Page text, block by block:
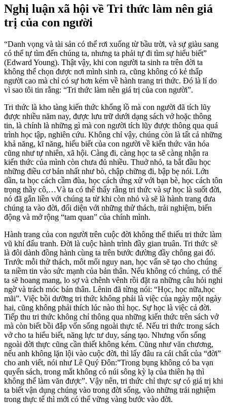
Nghị luận xã hội về Tri thức làm nên giá
trị của con người
“Danh vọng và tài sản có thể rơi xuống từ bầu trời, và sự giàu sang
có thể tự tìm đến chúng ta, nhưng ta phải tự đi tìm sự hiểu biết”
(Edward Young). Thật vậy, khi con người ta sinh ra trên đời ta
không thể chọn được nơi mình sinh ra, cũng không có kẻ thấp
người cao mà chỉ có sự hơn kém về hành trang tri thức. Đó là lí do
vì sao tôi tin rằng: “Tri thức làm nên giá trị của con người”.
Tri thức là kho tàng kiến thức khổng lồ mà con người đã tích lũy
được nhiều năm nay, được lưu trữ dưới dạng sách vở hoặc thông
tin, là chính là những gì mà con người tích lũy được thông qua quá
trình học tập, nghiên cứu. Không chỉ vậy, chúng còn là tất cả những
khả năng, kĩ năng, hiểu biết của con người về kiến thức văn hóa
cũng như tự nhiên, xã hội. Càng đi, càng học ta sẽ càng nhận ra
kiến thức của mình còn chưa đủ nhiều. Thuở nhỏ, ta bắt đầu học
những điều cơ bản nhất như bò, chập chững đi, bập bẹ nói. Lớn
dần, ta học cách cầm đùa, học cách ứng xử với bạn bè, học cách tôn
trọng thầy cô,…Và ta có thể thấy rằng tri thức và sự học là suốt đời,
nó đã gắn liền với chúng ta từ khi còn nhỏ và sẽ là hành trang đưa
chúng ta vào đời, đối diện với những thử thách, trải nghiệm, biến
động và mở rộng “tam quan” của chính mình.
Hành trang của con người trên cuộc đời không thể thiếu tri thức làm
vũ khí đấu tranh. Đời là cuộc hành trình đầy gian truân. Tri thức sẽ
là đôi dành đồng hành cùng ta trên bước đường đầy chông gai đó.
Trước mỗi thử thách, môt mối nguy nan, học vấn sẽ tạo cho chúng
ta niềm tin vào sức mạnh của bản thân. Nếu không có chúng, có thể
ta sẽ hoang mang, lo sợ và chênh vênh rồi đặt ra những câu hỏi nghi
ngờ và trách móc bản thân. Lênin đã từng nói: “Học, học nữa,học
mãi”. Việc bồi dưỡng tri thức không phải là việc của ngày một ngày
hai, cũng không phải thích lúc nào thì học. Sự học là việc cả đời.
Tiếp thu tri thức không chỉ thông qua những kiến thức trên sách vở
mà còn biết bồi đắp vốn sống ngoài thực tế. Nếu tri thức trong sách
vở cho ta hiểu biết, năng lực tư duy, sáng tạo. Nhưng vốn sống
ngoài đời thực cũng cần thiết không kém. Cũng như văn chương,
nếu anh không lặn lội vào cuộc đời, thì lấy đâu ra cái chất của “đời”
cho anh viết, nói như Lê Quý Đôn:”Trong bụng không có ba vạn
quyển sách, trong mắt không có núi sông kỳ lạ của thiên hạ thì
không thể làm văn được”. Vậy nên, tri thức chỉ thực sự có giá trị khi
ta biết vận dụng chúng vào trong đời sống, vào những trải nghiệm
trong thực tế thì mới có thể vững vàng bước vào đời.